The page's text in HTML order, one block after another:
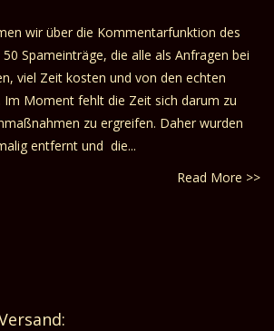
wir über die Kommentarfunktion des
Spameinträge, die alle als Anfragen bei
viel Zeit kosten und von den echten
Im Moment fehlt die Zeit sich darum zu
zu ergreifen. Daher wurden
entfernt und die...
Read More >>